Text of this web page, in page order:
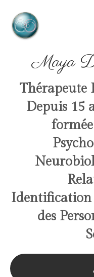
Maya
Thérapeute
Depuis 15
Identification
des
S